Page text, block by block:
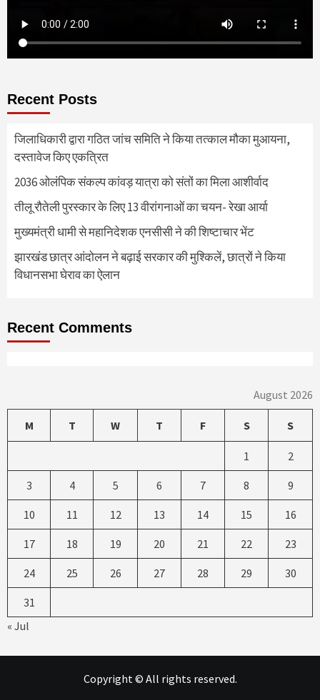
Recent Posts
जिलाधिकारी द्वारा गठित जांच समिति ने किया तत्काल मौका मुआयना,
दस्तावेज किए एकत्रित
2036 ओलंपिक संकल्प कांवड़ यात्रा को संतों का मिला आशीर्वाद
तीलू रौतेली पुरस्कार के लिए 13 वीरांगनाओं का चयन- रेखा आर्या
मुख्यमंत्री धामी से महानिदेशक एनसीसी ने की शिष्टाचार भेंट
झारखंड छात्र आंदोलन ने बढ़ाई सरकार की मुश्किलें, छात्रों ने किया
विधानसभा घेराव का ऐलान
Recent Comments
August 2026
M T W T F S S
1 2
3 4 5 6 7 8 9
10 11 12 13 14 15 16
17 18 19 20 21 22 23
24 25 26 27 28 29 30
31
« Jul
Copyright © All rights reserved.